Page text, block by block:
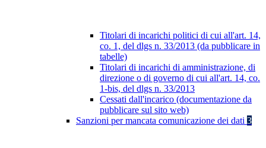
Titolari di incarichi politici di cui all'art. 14,
co. 1, del dlgs n. 33/2013 (da pubblicare in
tabelle)
Titolari di incarichi di amministrazione, di
direzione o di governo di cui all'art. 14, co.
1-bis, del dlgs n. 33/2013
Cessati dall'incarico (documentazione da
pubblicare sul sito web)
Sanzioni per mancata comunicazione dei dati 3